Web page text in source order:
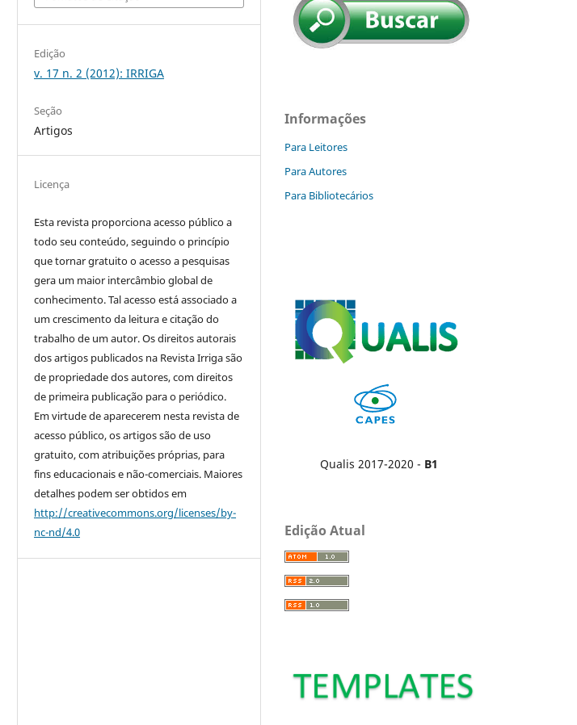
Edição
v. 17 n. 2 (2012): IRRIGA
Seção
Artigos
Licença
Esta revista proporciona acesso público a
todo seu conteúdo, seguindo o princípio
que tornar gratuito o acesso a pesquisas
gera um maior intercâmbio global de
conhecimento. Tal acesso está associado a
um crescimento da leitura e citação do
trabalho de um autor. Os direitos autorais
dos artigos publicados na Revista Irriga são
de propriedade dos autores, com direitos
de primeira publicação para o periódico.
Em virtude de aparecerem nesta revista de
acesso público, os artigos são de uso
gratuito, com atribuições próprias, para
fins educacionais e não-comerciais. Maiores
detalhes podem ser obtidos em
http://creativecommons.org/licenses/by-
nc-nd/4.0
Informações
Para Leitores
Para Autores
Para Bibliotecários
Qualis 2017-2020 - B1
Edição Atual